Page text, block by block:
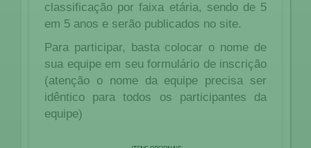
classificação por faixa etária, sendo de 5
em 5 anos e serão publicados no site.
Para participar, basta colocar o nome de
sua equipe em seu formulário de inscrição
(atenção o nome da equipe precisa ser
idêntico para todos os participantes da
equipe)